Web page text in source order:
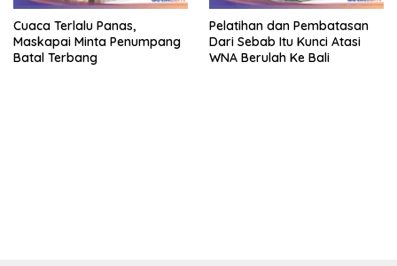
Cuaca Terlalu Panas,
Maskapai Minta Penumpang
Batal Terbang
Pelatihan dan Pembatasan
Dari Sebab Itu Kunci Atasi
WNA Berulah Ke Bali